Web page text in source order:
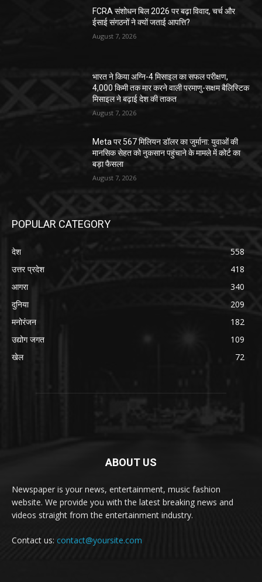
FCRA संशोधन बिल 2026 पर बढ़ा विवाद, चर्च और
ईसाई संगठनों ने क्यों जताई आपत्ति?
August 7, 2026
भारत ने किया अग्नि-4 मिसाइल का सफल परीक्षण,
4,000 किमी तक मार करने वाली परमाणु-सक्षम बैलिस्टिक
मिसाइल ने बढ़ाई देश की ताकत
August 7, 2026
Meta पर 567 मिलियन डॉलर का जुर्माना: युवाओं की
मानसिक सेहत को नुकसान पहुंचाने के मामले में कोर्ट का
बड़ा फैसला
August 7, 2026
POPULAR CATEGORY
देश
558
उत्तर प्रदेश
418
आगरा
340
दुनिया
209
मनोरंजन
182
उद्योग जगत
109
खेल
72
ABOUT US
Newspaper is your news, entertainment, music fashion
website. We provide you with the latest breaking news and
videos straight from the entertainment industry.
Contact us: contact@yoursite.com